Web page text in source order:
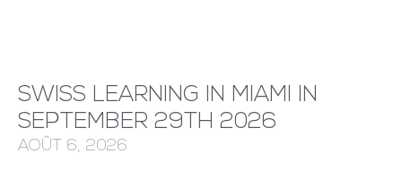
SWISS LEARNING IN MIAMI IN
SEPTEMBER 29TH 2026
AOÛT 6, 2026